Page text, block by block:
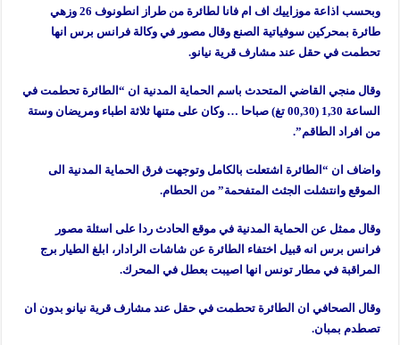
وبحسب اذاعة موزاييك اف ام فانا لطائرة من طراز انطونوف 26 وزهي
طائرة بمحركين سوفياتية الصنع وقال مصور في وكالة فرانس برس انها
تحطمت في حقل عند مشارف قرية نيانو.
وقال منجي القاضي المتحدث باسم الحماية المدنية ان “الطائرة تحطمت في
الساعة 1,30 (00,30 تغ) صباحا … وكان على متنها ثلاثة اطباء ومريضان وستة
من افراد الطاقم”.
واضاف ان “الطائرة اشتعلت بالكامل وتوجهت فرق الحماية المدنية الى
الموقع وانتشلت الجثث المتفحمة” من الحطام.
وقال ممثل عن الحماية المدنية في موقع الحادث ردا على اسئلة مصور
فرانس برس انه قبيل اختفاء الطائرة عن شاشات الرادار، ابلغ الطيار برج
المراقبة في مطار تونس انها اصيبت بعطل في المحرك.
وقال الصحافي ان الطائرة تحطمت في حقل عند مشارف قرية نيانو بدون ان
تصطدم بمبان.